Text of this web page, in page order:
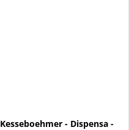
Kesseboehmer - Dispensa -